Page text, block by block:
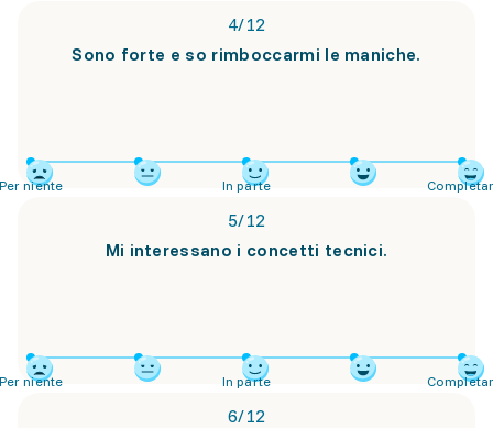
4/12
Sono forte e so rimboccarmi le maniche.
niente In parte
5/12
Mi interessano i concetti tecnici.
niente In parte
6/12